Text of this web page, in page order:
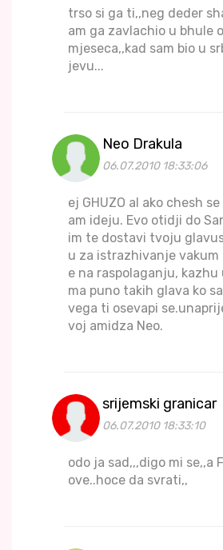
trso si ga ti,,neg deder
am ga zavlachio u bhule
mjeseca,,kad sam bio u
jevu...
Neo Drakula
06.07.2010 18:33:06
ej GHUZO al ako chesh
am ideju. Evo otidji do
im te dostavi tvoju
u za istrazhivanje
e na raspolaganju, kazhu
ma puno takih glava ko
vega ti osevapi
voj amidza Neo.
srijemski granicar
06.07.2010 18:33:10
odo ja sad,,,digo mi se,,a
ove..hoce da svrati,,